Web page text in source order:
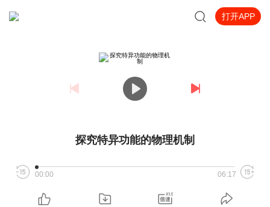
打开APP
探究特异功能的物理机制
00:00 06:17